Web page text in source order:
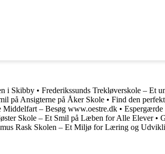
i Skibby • Frederikssunds Trekløverskole – Et
på Ansigterne på Åker Skole • Find den
Middelfart – Besøg www.oestre.dk •
Skole – Et Smil på Læben for Alle Elever•
Rask Skolen – Et Miljø for Læring og